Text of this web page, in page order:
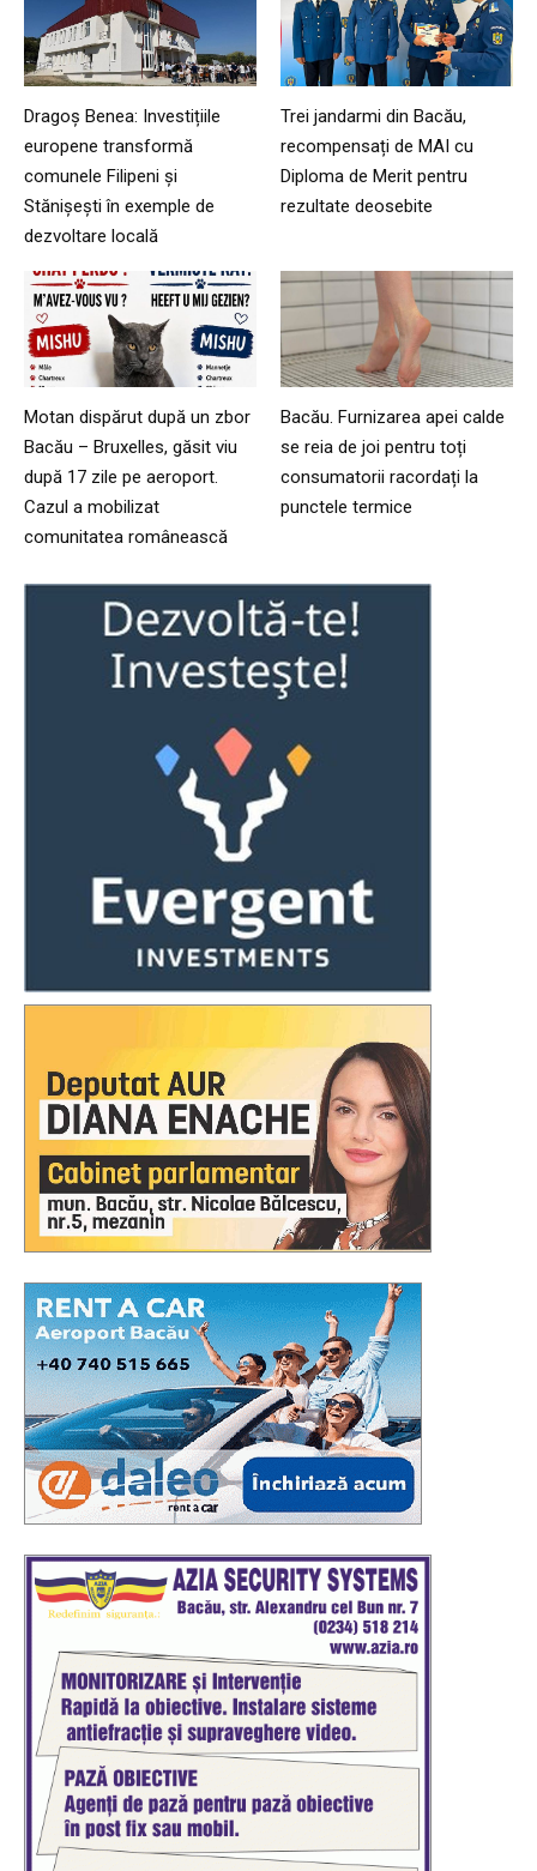
Dragoș Benea: Investițiile
europene transformă
comunele Filipeni și
Stănișești în exemple de
dezvoltare locală
Trei jandarmi din Bacău,
recompensați de MAI cu
Diploma de Merit pentru
rezultate deosebite
Motan dispărut după un zbor
Bacău – Bruxelles, găsit viu
după 17 zile pe aeroport.
Cazul a mobilizat
comunitatea românească
Bacău. Furnizarea apei calde
se reia de joi pentru toți
consumatorii racordați la
punctele termice